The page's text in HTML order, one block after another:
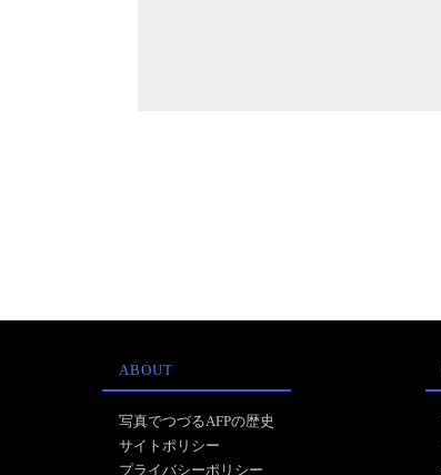
ABOUT
写真でつづるAFPの歴史
サイトポリシー
プライバシーポリシー